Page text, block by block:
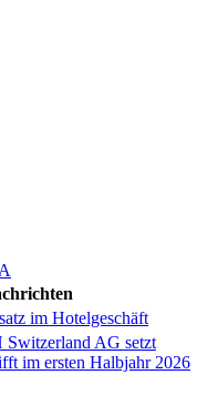
im Hotelgeschäft
AG setzt
im ersten Halbjahr 2026